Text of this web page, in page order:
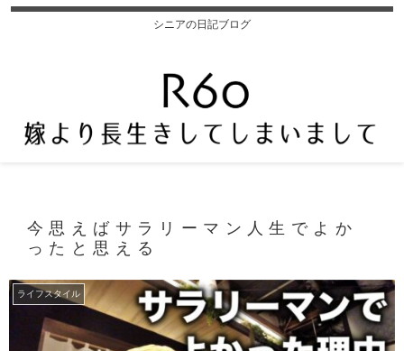
シニアの日記ブログ
今思えばサラリーマン人生でよか
ったと思える
ライフスタイル